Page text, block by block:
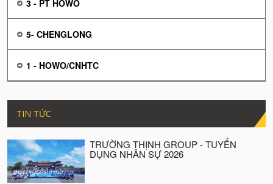
3 - PT HOWO
5- CHENGLONG
1 - HOWO/CNHTC
TIN TỨC
TRƯỜNG THỊNH GROUP - TUYỂN
DỤNG NHÂN SỰ 2026